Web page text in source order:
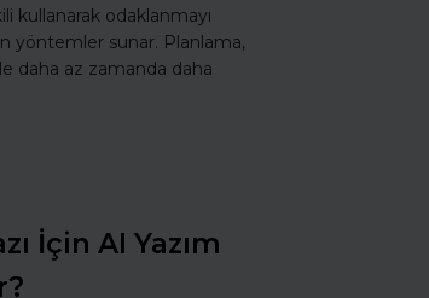
kullanarak odaklanmayı
yöntemler sunar. Planlama,
daha az zamanda daha
İçin AI Yazım